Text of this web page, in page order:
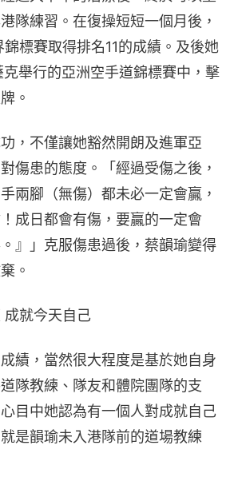
隊練習。在復操短短一個月後，
標賽取得排名11的成績。及後她
舉行的亞洲空手道錦標賽中，擊
。
，不僅讓她豁然開朗及進軍亞
傷患的態度。「經過受傷之後，
兩腳（無傷）都未必一定會贏，
成日都會有傷，要贏的一定會
』」克服傷患過後，蔡韻瑜變得
。
成就今天自己
績，當然很大程度是基於她自身
隊教練、隊友和體院團隊的支
目中她認為有一個人對成就自己
是韻瑜未入港隊前的道場教練